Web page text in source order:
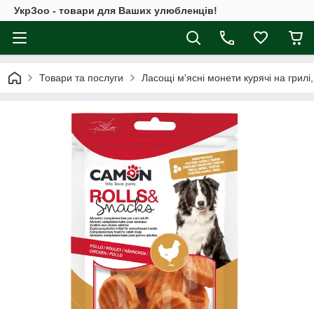
УкрЗоо - товари для Ваших улюбленців!
Товари та послуги Ласощі м'ясні монети курячі на